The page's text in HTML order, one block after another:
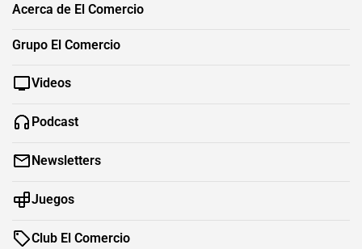
Acerca de El Comercio
Grupo El Comercio
Videos
Podcast
Newsletters
Juegos
Club El Comercio